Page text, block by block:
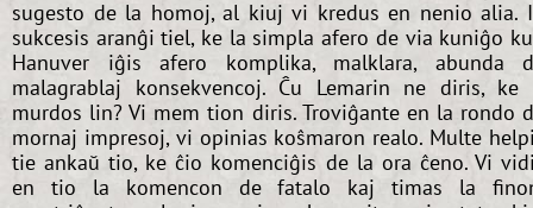
sugesto de la homoj, al kiuj vi kredus en nenio alia.
sukcesis aranĝi tiel, ke la simpla afero de via kuniĝo
Hanuver iĝis afero komplika, malklara, abunda
malagrablaj konsekvencoj. Ĉu Lemarin ne diris, ke
murdos lin? Vi mem tion diris. Troviĝante en la rondo
mornaj impresoj, vi opinias koŝmaron realo. Multe
tie ankaŭ tio, ke ĉio komenciĝis de la ora ĉeno. Vi
en tio la komencon de fatalo kaj timas la